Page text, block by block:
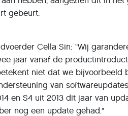
gebeurt.
Cella Sin: "Wij
jaar vanaf de
niet dat we bijvoorbeeld
van
en S4 uit 2013 dit jaar van
nog een update gehad."